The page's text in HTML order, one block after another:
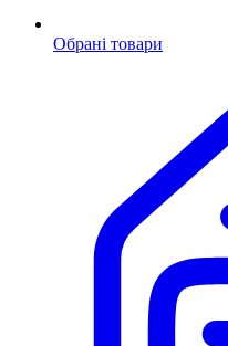
Обрані товари